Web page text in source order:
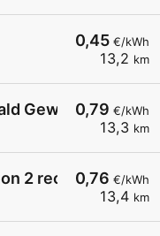
0,45 €/kWh
13,2 km
0,79 €/kWh
13,3 km
Gewerbepark
0,76 €/kWh
13,4 km
2 rechts